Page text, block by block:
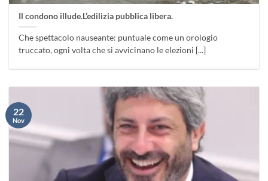
Il condono illude.L’edilizia pubblica libera.
Che spettacolo nauseante: puntuale come un orologio
truccato, ogni volta che si avvicinano le elezioni [...]
22
Nov